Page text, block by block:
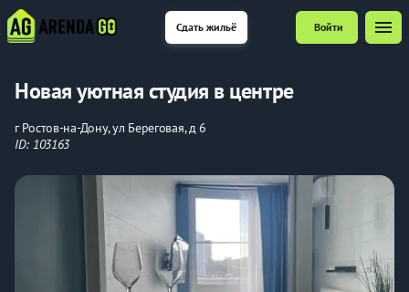
Сдать жильё Войти menu
Новая уютная студия в центре
г Ростов-на-Дону, ул Береговая, д 6
ID: 103163